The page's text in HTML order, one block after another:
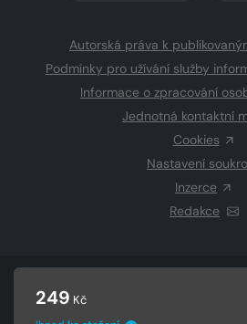
249 Kč
Autorská práva k
Podmínky pro užívání služby
Informace o zpracování
Jednotná kontaktní
Cookies
Nastavení
Inzerce
Redakce
CZECH NEWS
Vysázeno